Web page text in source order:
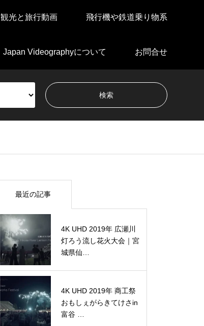
観光と旅行動画 飛行機や鉄道乗り物系
Japan Videographyについて お問合せ
最近の記事
4K UHD 2019年 広瀬川
灯ろう流し花火大会｜宮
城県仙…
4K UHD 2019年 商工祭
おもしぇがらきてけさin
富谷 …